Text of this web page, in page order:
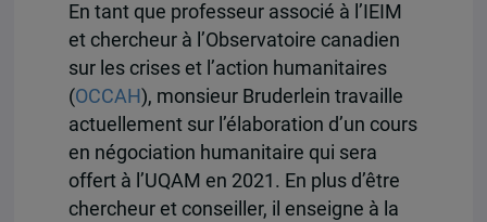
En tant que professeur associé à l’IEIM
et chercheur à l’Observatoire canadien
sur les crises et l’action humanitaires
(OCCAH), monsieur Bruderlein travaille
actuellement sur l’élaboration d’un cours
en négociation humanitaire qui sera
offert à l’UQAM en 2021. En plus d’être
chercheur et conseiller, il enseigne à la